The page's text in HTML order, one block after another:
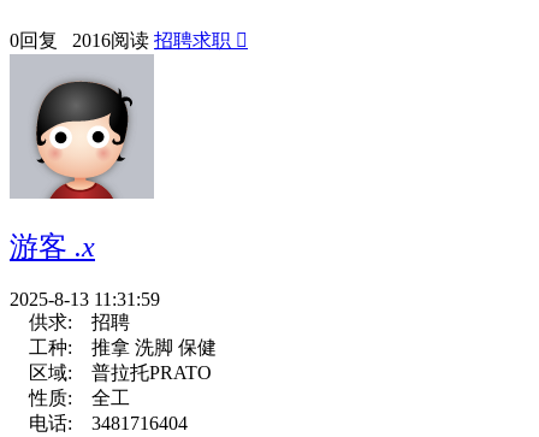
0回复 2016阅读 招聘求职 
游客 .x
2025-8-13 11:31:59
供求:
招聘
工种:
推拿 洗脚 保健
区域:
普拉托PRATO
性质:
全工
电话:
3481716404